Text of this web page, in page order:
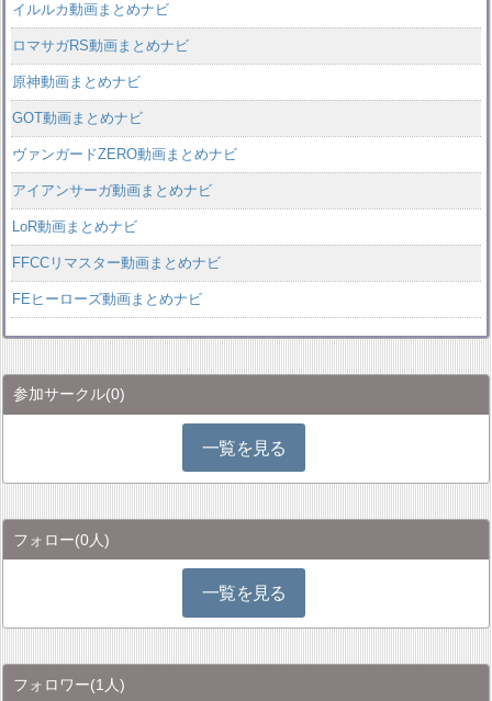
イルルカ動画まとめナビ
ロマサガRS動画まとめナビ
原神動画まとめナビ
GOT動画まとめナビ
ヴァンガードZERO動画まとめナビ
アイアンサーガ動画まとめナビ
LoR動画まとめナビ
FFCCリマスター動画まとめナビ
FEヒーローズ動画まとめナビ
参加サークル(0)
一覧を見る
フォロー(0人)
一覧を見る
フォロワー(1人)